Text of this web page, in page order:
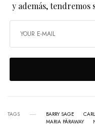
y además, tendremos
TAGS BARRY SAGE
MARIA PÄRAWAY